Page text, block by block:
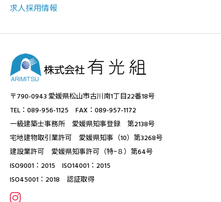
求人採用情報
〒790-0943 愛媛県松山市古川南1丁目22番18号
TEL：089-956-1125 FAX：089-957-1172
一級建築士事務所 愛媛県知事登録 第2138号
宅地建物取引業許可 愛媛県知事（10）第3268号
建設業許可 愛媛県知事許可（特ｰ８）第64号
ISO9001：2015 ISO14001：2015
ISO45001：2018 認証取得